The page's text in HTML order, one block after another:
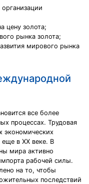
цену золота;
рынка золота;
мирового рынка
все более
процессах. Трудовая
экономических
в ХX веке. В
мира активно
рабочей силы.
на то, чтобы
последствий